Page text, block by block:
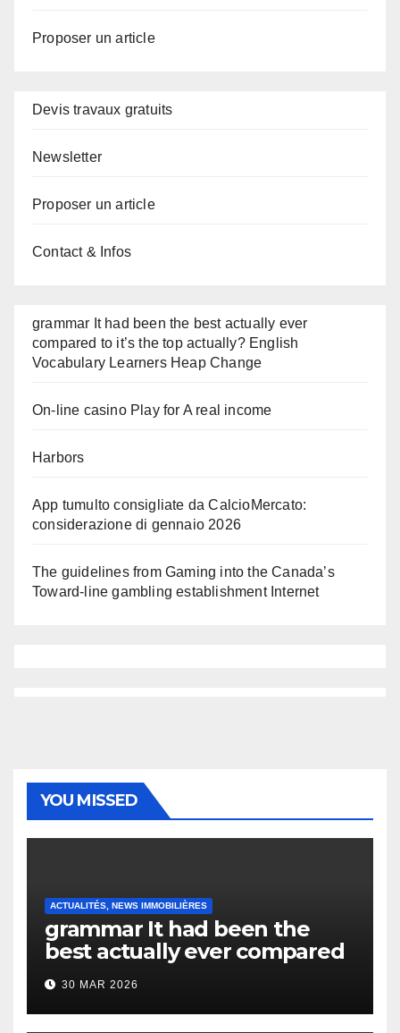
Proposer un article
Devis travaux gratuits
Newsletter
Proposer un article
Contact & Infos
grammar It had been the best actually ever
compared to it’s the top actually? English
Vocabulary Learners Heap Change
On-line casino Play for A real income
Harbors
App tumulto consigliate da CalcioMercato:
considerazione di gennaio 2026
The guidelines from Gaming into the Canada’s
Toward-line gambling establishment Internet
YOU MISSED
ACTUALITÉS, NEWS IMMOBILIÈRES
grammar It had been the
best actually ever compared
to it’s the top actually?
English Vocabulary Learners
Heap Change
30 MAR 2026